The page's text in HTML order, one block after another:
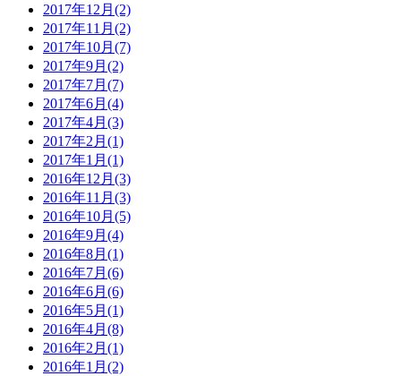
2017年12月(2)
2017年11月(2)
2017年10月(7)
2017年9月(2)
2017年7月(7)
2017年6月(4)
2017年4月(3)
2017年2月(1)
2017年1月(1)
2016年12月(3)
2016年11月(3)
2016年10月(5)
2016年9月(4)
2016年8月(1)
2016年7月(6)
2016年6月(6)
2016年5月(1)
2016年4月(8)
2016年2月(1)
2016年1月(2)